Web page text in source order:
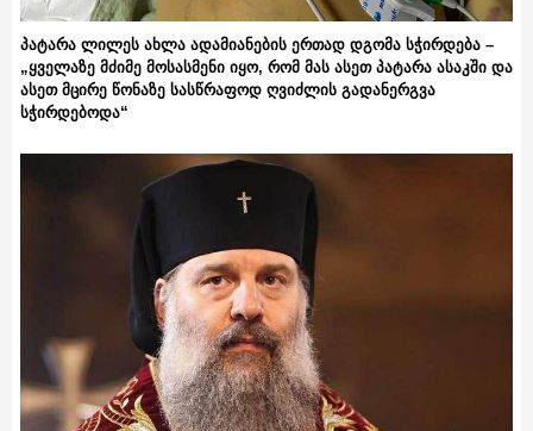
პატარა ლილეს ახლა ადამიანების ერთად დგომა სჭირდება –
„ყველაზე მძიმე მოსასმენი იყო, რომ მას ასეთ პატარა ასაკში და
ასეთ მცირე წონაზე სასწრაფოდ ღვიძლის გადანერგვა
სჭირდებოდა“